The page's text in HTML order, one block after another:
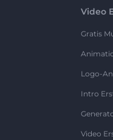
Video
Gratis
Logo-
Intro
Video